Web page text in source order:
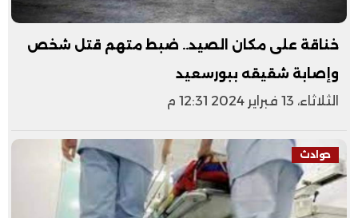
خناقة على مكان الصيد.. ضبط متهم قتل شخص
وإصابة شقيقه ببورسعيد
الثلاثاء، 13 فبراير 2024 12:31 م
حوادث